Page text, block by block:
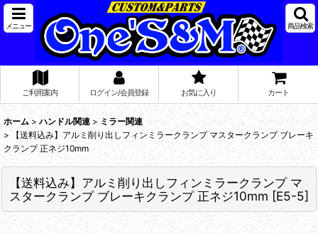
メニュー 商品検索
ご利用案内 ログイン/会員登録 お気に入り カート
ホーム > ハンドル関連 > ミラー関連
>
【送料込み】アルミ削り出しフィンミラークランプ マスタークランプ ブレーキ
クランプ 正ネジ10mm
【送料込み】アルミ削り出しフィンミラークランプ マ
スタークランプ ブレーキクランプ 正ネジ10mm [E5-5]